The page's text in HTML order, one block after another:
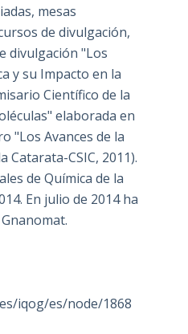
mesas
de divulgación,
divulgación "Los
y su Impacto en la
Científico de la
elaborada en
"Los Avances de la
Catarata-CSIC, 2011).
de Química de la
En julio de 2014 ha
iqog/es/node/1868